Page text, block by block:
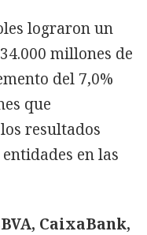
lograron un
millones de
del 7,0%
que
resultados
en las
CaixaBank,